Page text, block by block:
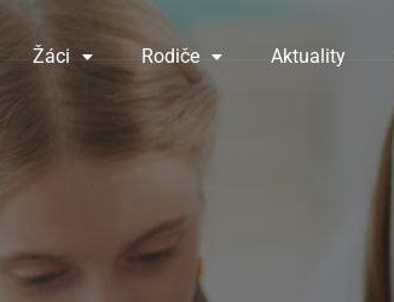
Žáci Rodiče Aktuality